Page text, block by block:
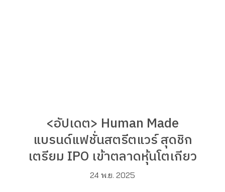
<อัปเดต> Human Made
แบรนด์แฟชั่นสตรีตแวร์ สุดชิก
เตรียม IPO เข้าตลาดหุ้นโตเกียว
24 พ.ย. 2025